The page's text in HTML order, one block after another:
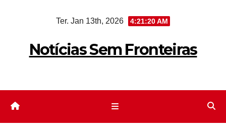
Ter. Jan 13th, 2026 4:21:20 AM
Notícias Sem Fronteiras